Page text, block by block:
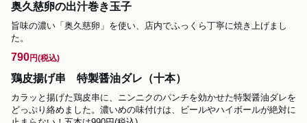
奥久慈卵の出汁巻き玉子
旨味の濃い「奥久慈卵」を使い、店内でふっくら丁寧に焼き上げまし
た。
790円(税込)
鶏皮揚げ串 特製醤油ダレ（十本）
カラッと揚げた鶏皮串に、ニンニクのパンチを効かせた特製醤油ダレを
どっぷり絡めました。濃いめの味付けは、ビールやハイボールが絶対に